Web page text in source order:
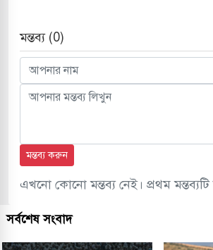
কুতুবদিয়া শিপিং চ্যানেলে জালের জড়ালে
মন্তব্য (0)
মন্তব্য করুন
এখনো কোনো মন্তব্য নেই। প্রথম
সর্বশেষ সংবাদ